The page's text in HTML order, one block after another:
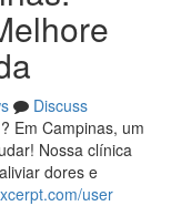
Discuss
Em Campinas, um
Nossa clínica
dores e
user